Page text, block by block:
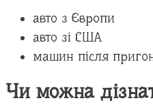
авто з Європи
авто зі США
машин після
Чи можна